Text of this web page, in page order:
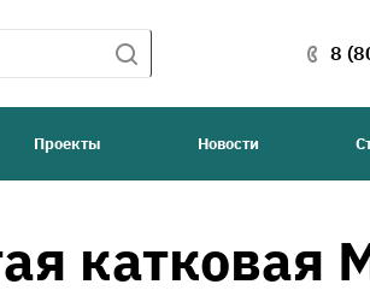
8
Проекты Новости
катковая